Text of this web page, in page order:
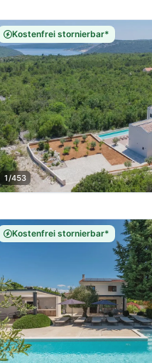
Kostenfrei stornierbar*
1/453
Kostenfrei stornierbar*